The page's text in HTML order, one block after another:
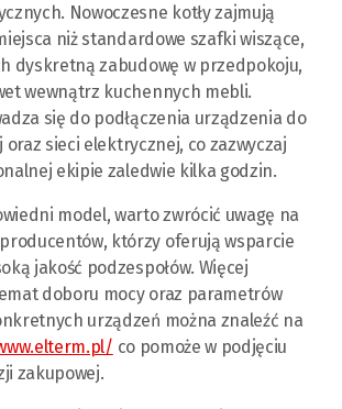
Nowoczesne kotły zajmują
niż standardowe szafki wiszące,
dyskretną zabudowę w przedpokoju,
wewnątrz kuchennych mebli.
się do podłączenia urządzenia do
sieci elektrycznej, co zazwyczaj
ekipie zaledwie kilka godzin.
model, warto zwrócić uwagę na
którzy oferują wsparcie
jakość podzespołów. Więcej
doboru mocy oraz parametrów
urządzeń można znaleźć na
co pomoże w podjęciu
zakupowej.